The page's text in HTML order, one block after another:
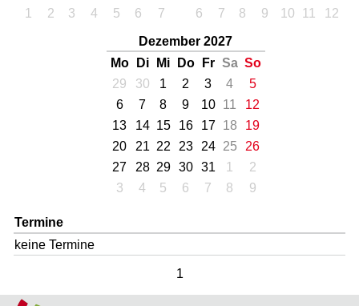
1
2 3 4 5 6 7
6
7 8 9 10 11 12
Dezember 2027
Mo
Di Mi Do Fr Sa So
29
30 1 2 3 4
5
6
7 8 9 10 11
12
13
14 15 16 17 18
19
20
21 22 23 24 25
26
27
28 29 30 31 1
2
3
4 5 6 7 8 9
Termine
keine Termine
1